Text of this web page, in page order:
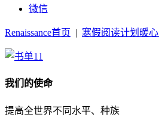
微信
Renaissance首页 | 寒假阅读计划暖
我们的使命
提高全世界不同水平、种族